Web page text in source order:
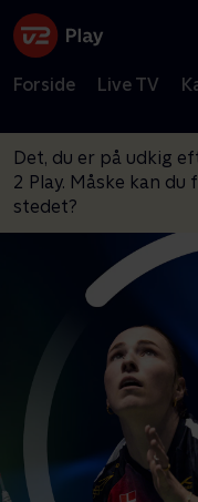
Forside Live TV
Det, du er på udkig
2 Play. Måske kan
stedet?